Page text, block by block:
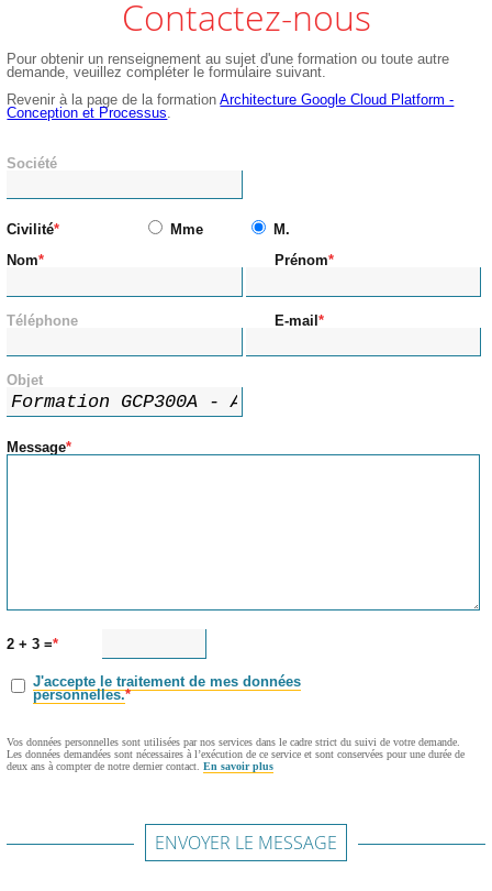
Contactez-nous
Pour obtenir un renseignement au sujet d'une formation ou toute autre
demande, veuillez compléter le formulaire suivant.
Revenir à la page de la formationArchitecture Google Cloud Platform -
Conception et Processus
Société
Civilité Mme
M.
Nom
Prénom
Téléphone E-mail
Objet
Message
2 + 3 =
J'accepte le traitement de mes données
personnelles.
Vos données personnelles sont utilisées par nos services dans le cadre strict du suivi de votre demande.
Les données demandées sont nécessaires à l’exécution de ce service et sont conservées pour une durée de
deux ans à compter de notre dernier contact.En savoir plus
ENVOYER LE MESSAGE